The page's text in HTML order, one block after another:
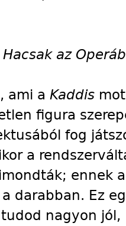
az
ami a Kaddis
figura
fog
a
ennek
darabban. Ez
nagyon